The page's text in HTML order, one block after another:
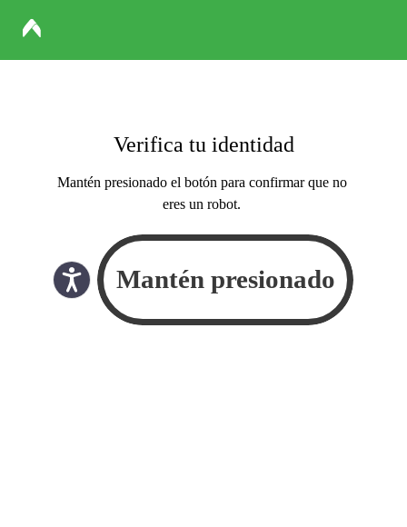
Verifica tu identidad
Mantén presionado el botón para confirmar que no
eres un robot.